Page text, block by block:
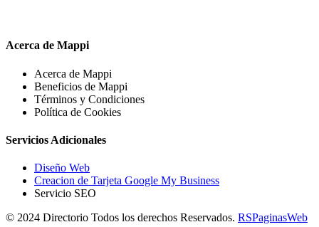
Acerca de Mappi
Acerca de Mappi
Beneficios de Mappi
Términos y Condiciones
Política de Cookies
Servicios Adicionales
Diseño Web
Creacion de Tarjeta Google My Business
Servicio SEO
© 2024 Directorio Todos los derechos Reservados. RSPaginasWeb